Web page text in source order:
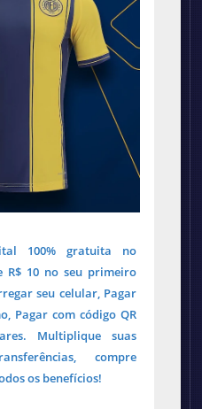
100% gratuita no
R$ 10 no seu primeiro
seu celular, Pagar
Pagar com código QR
Multiplique suas
compre
os benefícios!